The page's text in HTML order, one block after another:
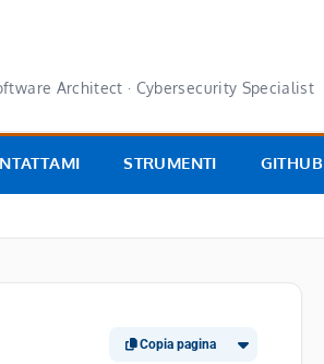
Architect · Cybersecurity Specialist
STRUMENTI GITHUB
Copia pagina